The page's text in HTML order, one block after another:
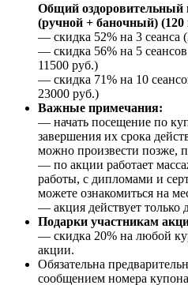
Общий оздоровительный
(ручной + баночный)
— скидка 52% на 3 сеанса
— скидка 56% на 5
11500 руб.)
— скидка 71% на 10
23000 руб.)
Важные примечания:
— начать посещение по
завершения их срока
можно произвести позже,
— по акции работает
работы, с дипломами и
можете ознакомиться на
— акция действует только
Подарки участникам
— скидка 20% на любой
акции.
Обязательна
сообщением номера